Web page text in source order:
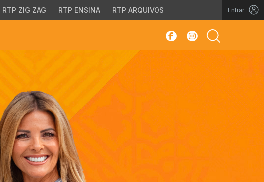
RTP ZIG ZAG RTP ENSINA RTP ARQUIVOS Entrar
site